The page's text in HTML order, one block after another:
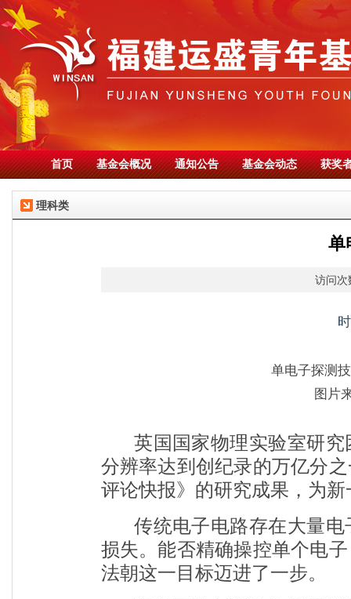
首页 基金会概况 通知公告 基金会动态 获奖
理科类
单
访问
单电子探测
图片
英国国家物理实验室研
分辨率达到创纪录的万亿分
评论快报》的研究成果，为
传统电子电路存在大量
损失。能否精确操控单个电
法朝这一目标迈进了一步。